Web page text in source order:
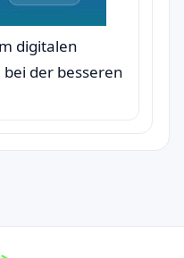
digitalen
der besseren